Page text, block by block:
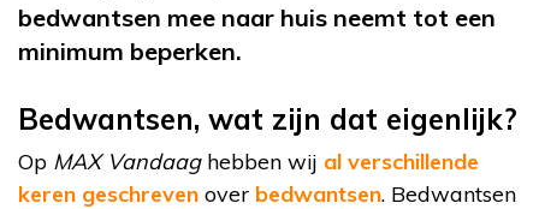
bedwantsen mee naar huis neemt tot een
minimum beperken.
Bedwantsen, wat zijn dat eigenlijk?
Op MAX Vandaaghebben wij al verschillende
keren geschreven over bedwantsen. Bedwantsen